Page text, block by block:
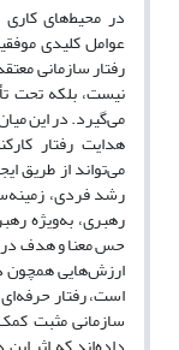
در محیط‌های کاری
عوامل کلیدی
رفتار سازمانی
نیست، بلکه تحت
می‌گیرد. در این
هدایت رفتار
می‌تواند از طریق
رشد فردی،
رهبری، به‌ویژه
حس معنا و هدف در
ارزش‌هایی همچون
است، رفتار
سازمانی مثبت